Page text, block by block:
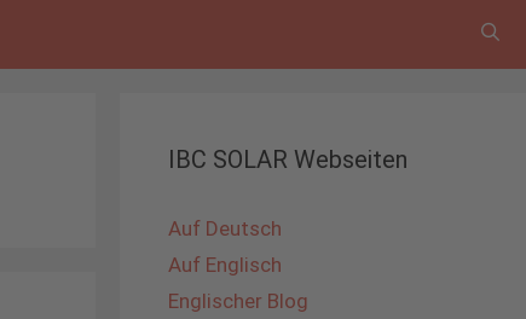
IBC SOLAR Webseiten
Auf Deutsch
Auf Englisch
Englischer Blog